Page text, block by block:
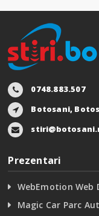
0748.883.507
Botosani,
Prezentari
WebEmotion Web
Magic Car Parc